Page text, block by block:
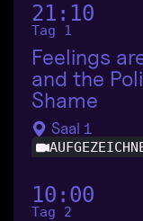
21:10
Tag 1
Feelings
and the
Shame
Saal 1
10:00
Tag 2